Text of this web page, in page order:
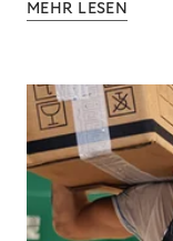
MEHR LESEN